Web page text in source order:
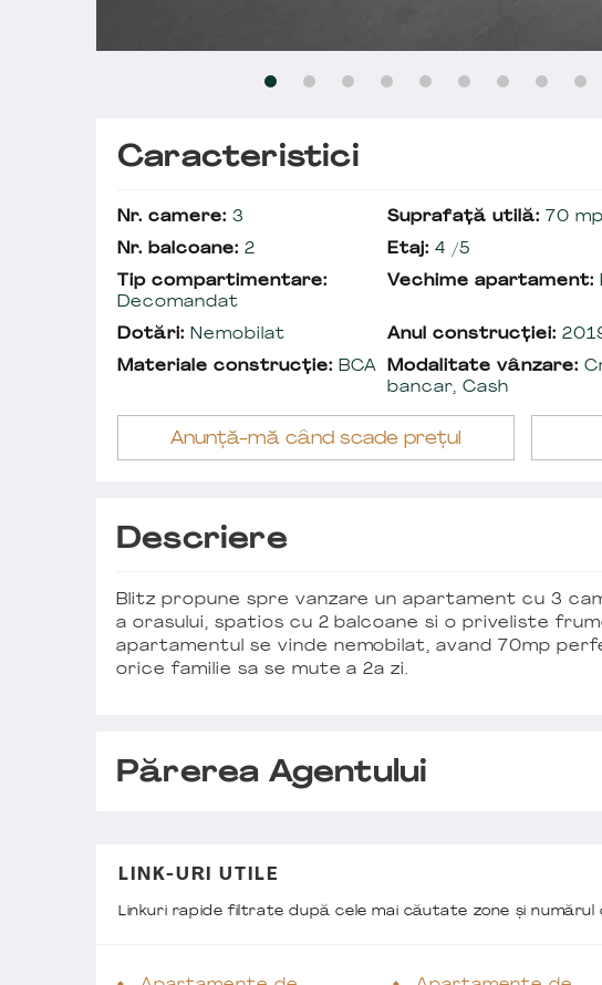
Caracteristici
Nr. camere: 3 Suprafață utilă: 70 mp
Nr. balcoane: 2 Etaj: 4 /5
Tip compartimentare:
Decomandat
Vechime apartament:
Dotări: Nemobilat Anul construcției:
Materiale construcție: BCA Modalitate vânzare:
bancar, Cash
Anunță-mă când scade prețul
Descriere
Blitz propune spre vanzare un apartament cu 3
a orasului, spatios cu 2 balcoane si o priveliste
apartamentul se vinde nemobilat, avand 70mp
orice familie sa se mute a 2a zi.
Părerea Agentului
LINK-URI UTILE
Linkuri rapide filtrate după cele mai căutate zone și numărul